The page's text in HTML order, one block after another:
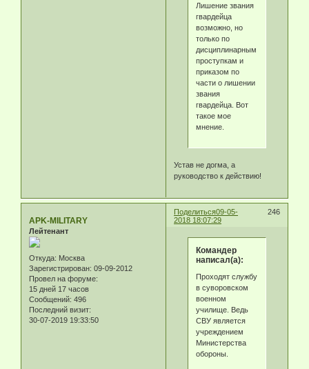
Лишение звания
гвардейца
возможно, но
только по
дисциплинарным
проступкам и
приказом по
части о лишении
звания
гвардейца. Вот
такое мое
мнение.
Устав не догма, а
руководство к действию!
Поделиться 246
09-05-
2018 18:07:29
APK-MILITARY
Лейтенант
Откуда: Москва
Зарегистрирован: 09-09-2012
Провел на форуме:
15 дней 17 часов
Сообщений: 496
Последний визит:
30-07-2019 19:33:50
Командер
написал(а):
Проходят службу
в суворовском
военном
училище. Ведь
СВУ является
учреждением
Министерства
обороны.